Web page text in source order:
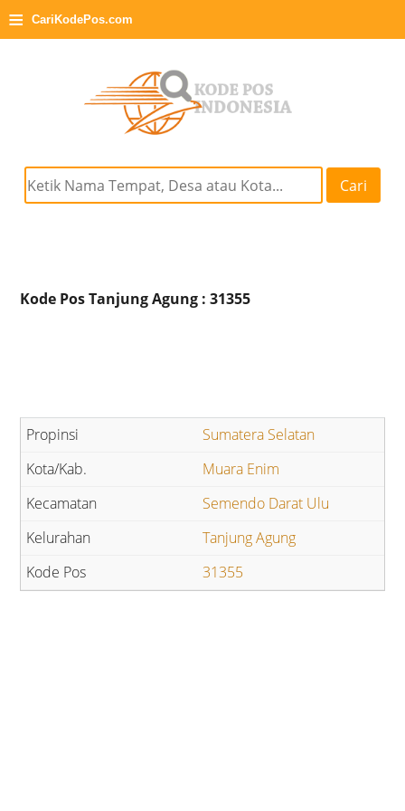
≡ CariKodePos.com
Cari
Kode Pos Tanjung Agung : 31355
Sumatera Selatan
Muara Enim
Semendo Darat Ulu
Tanjung Agung
31355